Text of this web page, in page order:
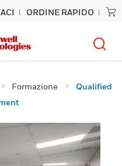
ORDINE RAPIDO
Formazione
Qualified